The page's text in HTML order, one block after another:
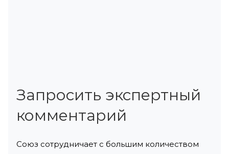
Запросить экспертный
комментарий
Союз сотрудничает с большим количеством